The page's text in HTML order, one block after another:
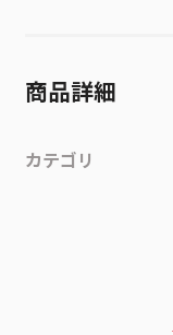
商品詳細
カテゴリ